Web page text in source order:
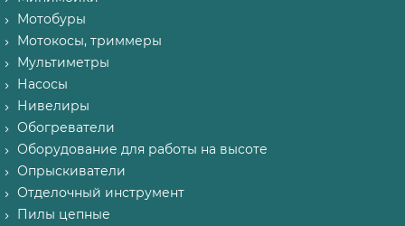
Мотобуры
Мотокосы, триммеры
Мультиметры
Насосы
Нивелиры
Обогреватели
Оборудование для работы на высоте
Опрыскиватели
Отделочный инструмент
Пилы цепные